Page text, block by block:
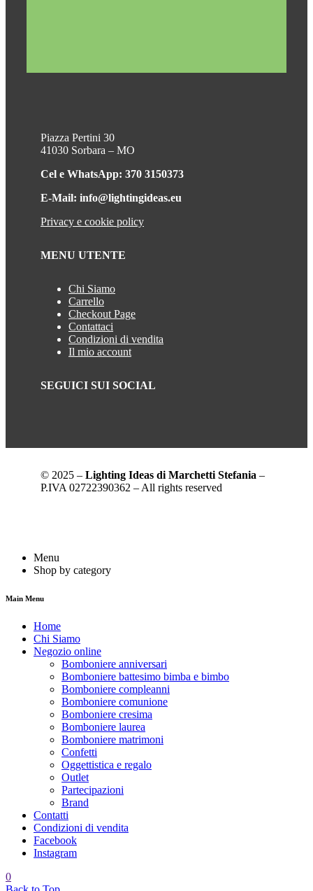
Piazza Pertini 30
41030 Sorbara – MO
Cel e WhatsApp: 370 3150373
E-Mail: info@lightingideas.eu
Privacy e cookie policy
MENU UTENTE
Chi Siamo
Carrello
Checkout Page
Contattaci
Condizioni di vendita
Il mio account
SEGUICI SUI SOCIAL
© 2025 – Lighting Ideas di Marchetti Stefania –
P.IVA 02722390362 – All rights reserved
Menu
Shop by category
Main Menu
Home
Chi Siamo
Negozio online
Bomboniere anniversari
Bomboniere battesimo bimba e bimbo
Bomboniere compleanni
Bomboniere comunione
Bomboniere cresima
Bomboniere laurea
Bomboniere matrimoni
Confetti
Oggettistica e regalo
Outlet
Partecipazioni
Brand
Contatti
Condizioni di vendita
Facebook
Instagram
0